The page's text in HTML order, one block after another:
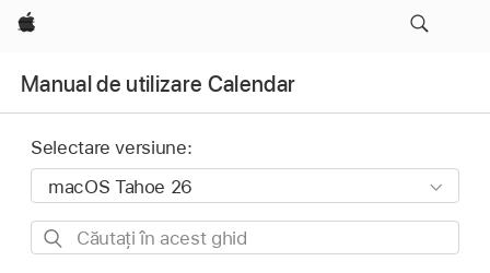
Apple
Manual de utilizare Calendar
Selectare versiune:
Căutați